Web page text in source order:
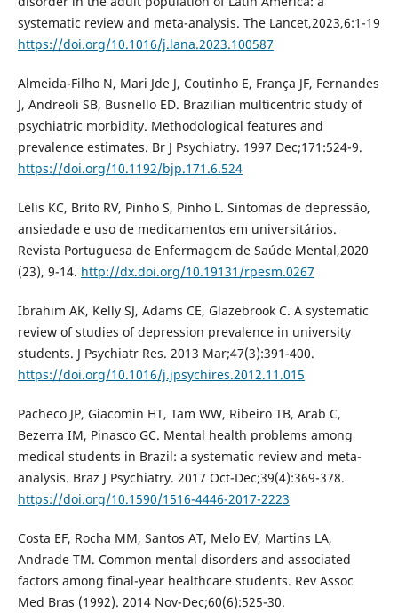
systematic review and meta-analysis. The Lancet,2023,6:1-19
https://doi.org/10.1016/j.lana.2023.100587
Almeida-Filho N, Mari Jde J, Coutinho E, França JF, Fernandes
J, Andreoli SB, Busnello ED. Brazilian multicentric study of
psychiatric morbidity. Methodological features and
prevalence estimates. Br J Psychiatry. 1997 Dec;171:524-9.
https://doi.org/10.1192/bjp.171.6.524
Lelis KC, Brito RV, Pinho S, Pinho L. Sintomas de depressão,
ansiedade e uso de medicamentos em universitários.
Revista Portuguesa de Enfermagem de Saúde Mental,2020
(23), 9-14. http://dx.doi.org/10.19131/rpesm.0267
Ibrahim AK, Kelly SJ, Adams CE, Glazebrook C. A systematic
review of studies of depression prevalence in university
students. J Psychiatr Res. 2013 Mar;47(3):391-400.
https://doi.org/10.1016/j.jpsychires.2012.11.015
Pacheco JP, Giacomin HT, Tam WW, Ribeiro TB, Arab C,
Bezerra IM, Pinasco GC. Mental health problems among
medical students in Brazil: a systematic review and meta-
analysis. Braz J Psychiatry. 2017 Oct-Dec;39(4):369-378.
https://doi.org/10.1590/1516-4446-2017-2223
Costa EF, Rocha MM, Santos AT, Melo EV, Martins LA,
Andrade TM. Common mental disorders and associated
factors among final-year healthcare students. Rev Assoc
Med Bras (1992). 2014 Nov-Dec;60(6):525-30.